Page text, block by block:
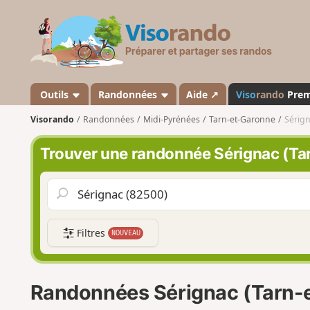
s
a
n
d
o
Outils Randonnées Aide ↗ Visorando
Visorando Randonnées Midi-Pyrénées Tarn-et-Garonne
Trouver une randonnée Sérignac
Filtres NOUVEAU
Randonnées Sérignac